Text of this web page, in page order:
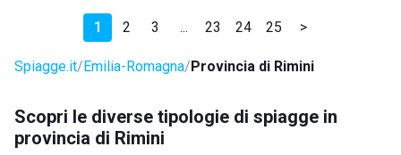
1 2 3 ... 23 24 25 >
Spiagge.it Emilia-Romagna Provincia di Rimini
Scopri le diverse tipologie di spiagge in
provincia di Rimini